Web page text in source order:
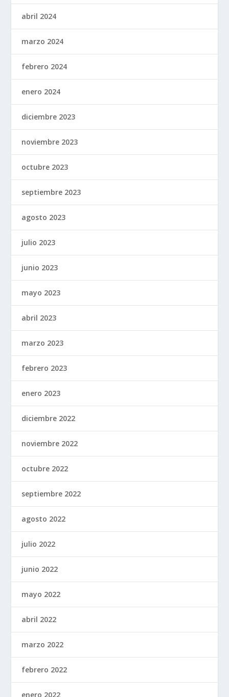
abril 2024
marzo 2024
febrero 2024
enero 2024
diciembre 2023
noviembre 2023
octubre 2023
septiembre 2023
agosto 2023
julio 2023
junio 2023
mayo 2023
abril 2023
marzo 2023
febrero 2023
enero 2023
diciembre 2022
noviembre 2022
octubre 2022
septiembre 2022
agosto 2022
julio 2022
junio 2022
mayo 2022
abril 2022
marzo 2022
febrero 2022
enero 2022